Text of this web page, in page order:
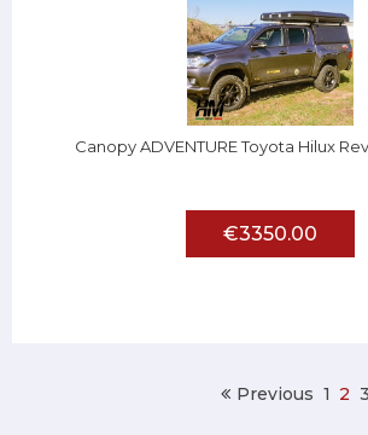
Canopy ADVENTURE Toyota Hilux
€3350.00
Previous 1 2 3